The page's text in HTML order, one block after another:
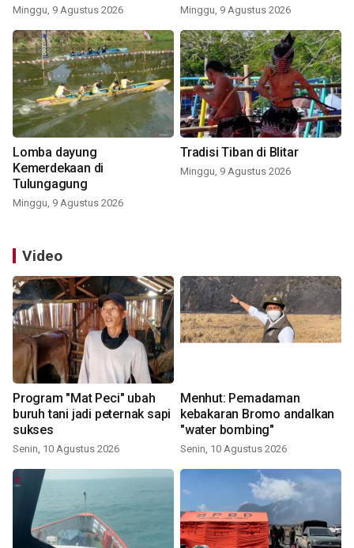
Minggu, 9 Agustus 2026 Minggu, 9 Agustus 2026
Lomba dayung
Kemerdekaan di
Tulungagung
Minggu, 9 Agustus 2026
Tradisi Tiban di Blitar
Minggu, 9 Agustus 2026
Video
Program "Mat Peci" ubah
buruh tani jadi peternak sapi
sukses
Senin, 10 Agustus 2026
Menhut: Pemadaman
kebakaran Bromo andalkan
"water bombing"
Senin, 10 Agustus 2026